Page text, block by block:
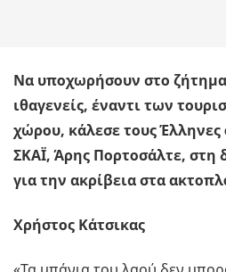
Να υποχωρήσουν στο
ιθαγενείς, έναντι των
χώρου, κάλεσε τους
ΣΚΑΪ, Άρης Πορτοσάλτε, στη
για την ακρίβεια στα
Χρήστος Κάτσικας